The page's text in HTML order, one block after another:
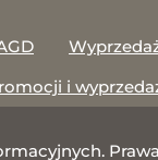
i